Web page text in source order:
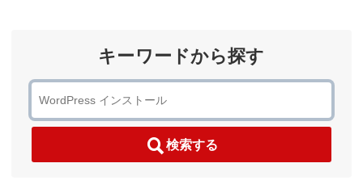
キーワードから探す
検索する